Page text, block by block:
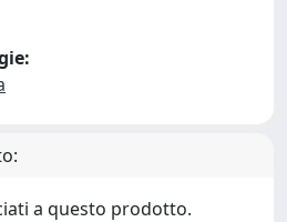
a questo prodotto.